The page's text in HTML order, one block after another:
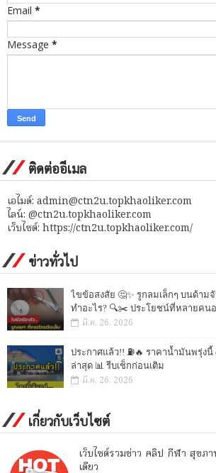
Email *
Message *
ติดต่ออีเมล
เอไมด์: admin@ctn2u.topkhaoliker.com
ไลน์: @ctn2u.topkhaoliker.com
เว็บไซต์: https://ctn2u.topkhaoliker.com/
ข่าวทั่วไป
ไขข้อสงสัย 🤔✨ รูกลมเล็กๆ บนด้าม
ทำอะไร? 🔍✂️ ประโยชน์ที่หลายคน
มี.ค. 26, 2026
ประกาศแล้ว!! ⛽🔥 ราคาน้ำมันพรุ่งนี้
ล่าสุด 📊 รีบเช็กก่อนเติม
มี.ค. 26, 2026
เกี่ยวกับเว็บไซต์
เว็บไซต์รวมข่าว คลิป กีฬา สุขภ
เดียว